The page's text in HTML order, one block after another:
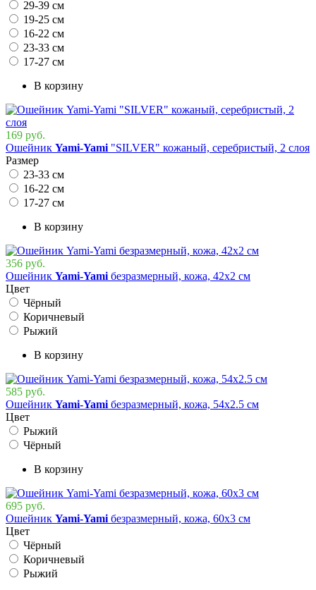
29-39 см
19-25 см
16-22 см
23-33 см
17-27 см
В корзину
169 руб.
Ошейник Yami-Yami "SILVER" кожаный, серебристый, 2 слоя
Размер
23-33 см
16-22 см
17-27 см
В корзину
356 руб.
Ошейник Yami-Yami безразмерный, кожа, 42х2 см
Цвет
Чёрный
Коричневый
Рыжий
В корзину
585 руб.
Ошейник Yami-Yami безразмерный, кожа, 54х2.5 см
Цвет
Рыжий
Чёрный
В корзину
695 руб.
Ошейник Yami-Yami безразмерный, кожа, 60х3 см
Цвет
Чёрный
Коричневый
Рыжий